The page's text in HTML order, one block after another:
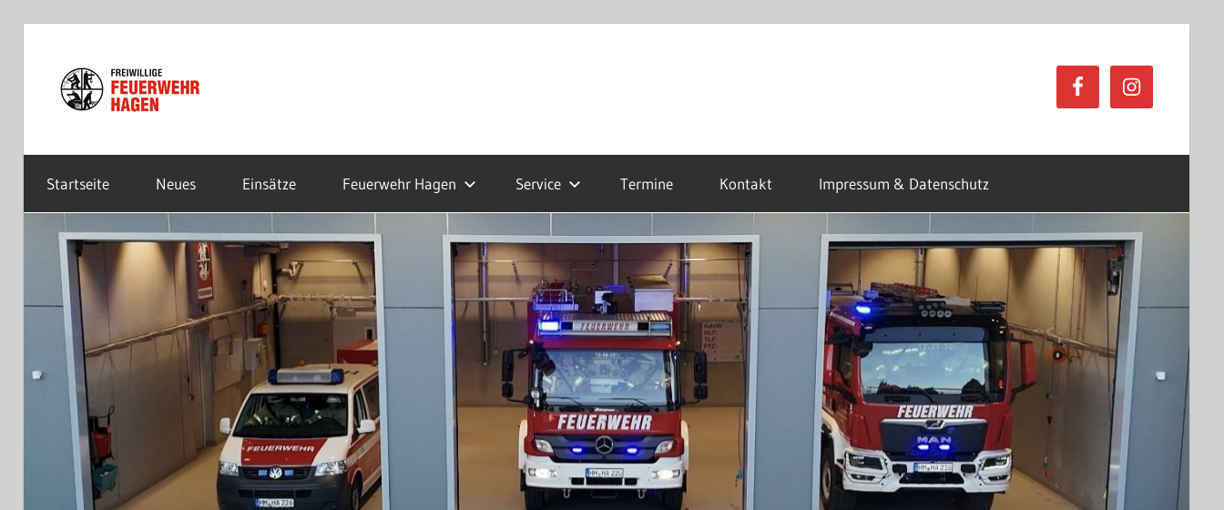
springen
Feuerwehr
Hagen
Startseite Neues Einsätze Feuerwehr Hagen Service Termine Kontakt Impressum & Datenschutz